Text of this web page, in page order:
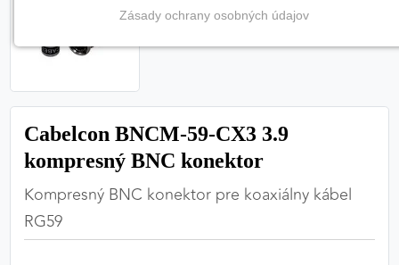
Cabelcon BNCM-59-CX3 3.9
kompresný BNC konektor
Kompresný BNC konektor pre koaxiálny kábel
RG59
(vždy aktívne, nemožno vypnúť)
Tieto cookies sú potrebné na správne fungovanie
zabezpečiť jej plnú funkčnosť.
Zásady ochrany osobných údajov